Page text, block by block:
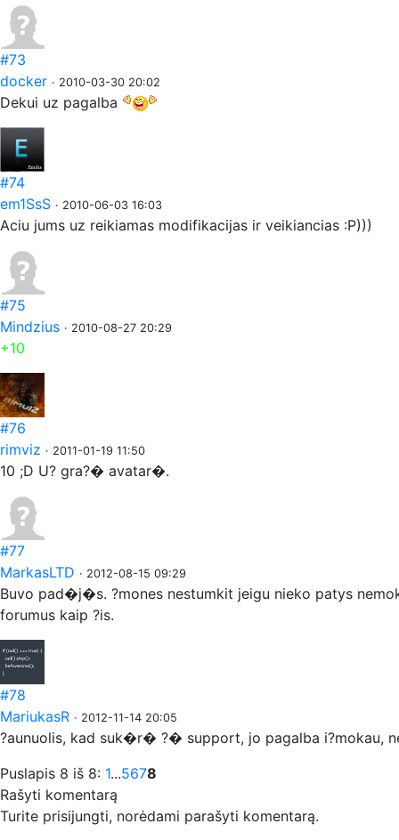
#73
docker · 2010-03-30 20:02
Dekui uz pagalba
#74
em1SsS · 2010-06-03 16:03
Aciu jums uz reikiamas modifikacijas ir veikiancias :P)))
#75
Mindzius · 2010-08-27 20:29
+10
#76
rimviz · 2011-01-19 11:50
10 ;D U? gra?� avatar�.
#77
MarkasLTD · 2012-08-15 09:29
Buvo pad�j�s. ?mones nestumkit jeigu nieko patys
forumus kaip ?is.
#78
MariukasR · 2012-11-14 20:05
?aunuolis, kad suk�r� ?� support, jo pagalba i?mokau,
Puslapis 8 iš 8: 1...5678
Rašyti komentarą
Turite prisijungti, norėdami parašyti komentarą.